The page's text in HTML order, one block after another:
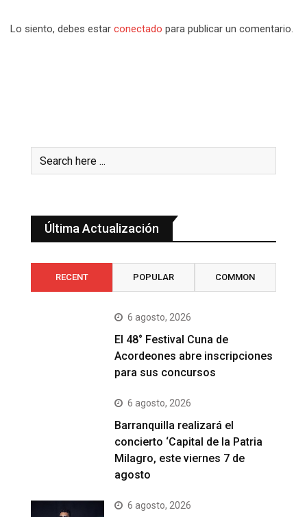
Lo siento, debes estar conectado para publicar un comentario.
Última Actualización
RECENT POPULAR COMMON
6 agosto, 2026
El 48° Festival Cuna de
Acordeones abre inscripciones
para sus concursos
6 agosto, 2026
Barranquilla realizará el
concierto ‘Capital de la Patria
Milagro, este viernes 7 de
agosto
6 agosto, 2026